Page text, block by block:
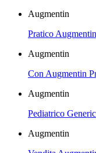
Augmentin
Pratico
Augmentin
Con Augmentin
Augmentin
Pediatrico
Augmentin